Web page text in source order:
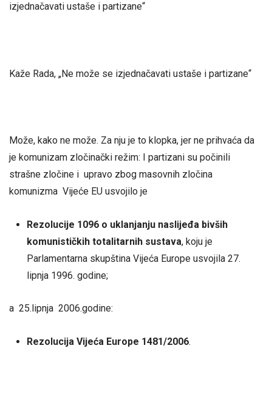
izjednačavati ustaše i partizane“
Kaže Rada, „Ne može se izjednačavati ustaše i partizane“
Može, kako ne može. Za nju je to klopka, jer ne prihvaća da
je komunizam zločinački režim: I partizani su počinili
strašne zločine i upravo zbog masovnih zločina
komunizma Vijeće EU usvojilo je
Rezolucije 1096 o uklanjanju naslijeđa bivših
komunističkih totalitarnih sustava, koju je
Parlamentarna skupština Vijeća Europe usvojila 27.
lipnja 1996. godine;
a 25.lipnja 2006.godine:
Rezolucija Vijeća Europe 1481/2006.